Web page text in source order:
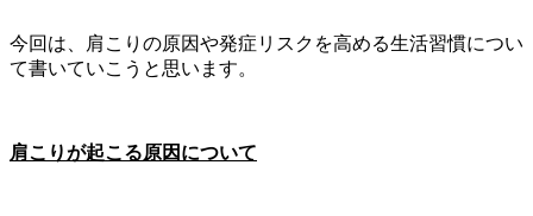
今回は、肩こりの原因や発症リスクを高める生活習慣につい
て書いていこうと思います。
肩こりが起こる原因について